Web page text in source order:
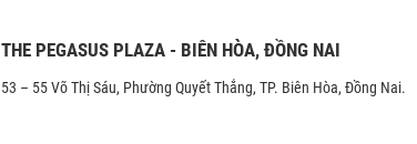
THE PEGASUS PLAZA - BIÊN HÒA, ĐỒNG NAI
53 – 55 Võ Thị Sáu, Phường Quyết Thắng, TP. Biên Hòa, Đồng Nai.